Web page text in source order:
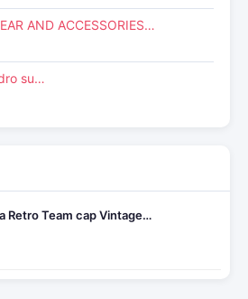
AND ACCESSORIES…
su…
Retro Team cap Vintage…